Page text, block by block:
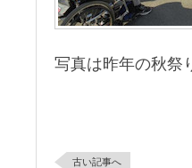
写真は昨年の秋祭
古い記事へ